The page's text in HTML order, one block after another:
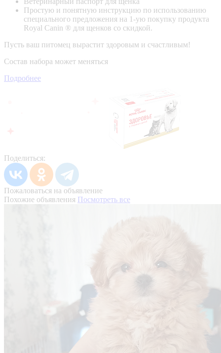
Простую и понятную инструкцию по использованию
специального предложения на 1-ую покупку продукта
Royal Canin ® для щенков со скидкой.
Пусть ваш питомец вырастит здоровым и счастливым!
Состав набора может меняться
Подробнее
Поделиться:
Пожаловаться на объявление
Похожие объявления Посмотреть все